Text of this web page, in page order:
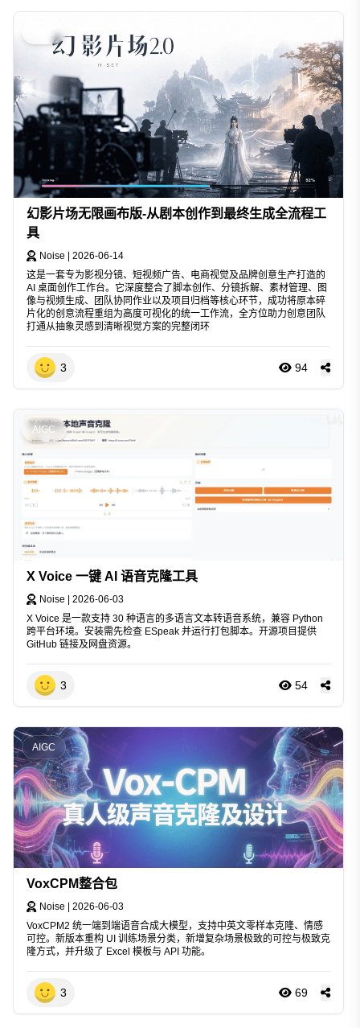
AIGC
幻影片场无限画布版-从剧本创作到最终生成全流程工
具
Noise | 2026-06-14
这是一套专为影视分镜、短视频广告、电商视觉及品牌创意生产打造的
AI 桌面创作工作台。它深度整合了脚本创作、分镜拆解、素材管理、图
像与视频生成、团队协同作业以及项目归档等核心环节，成功将原本碎
片化的创意流程重组为高度可视化的统一工作流，全方位助力创意团队
打通从抽象灵感到清晰视觉方案的完整闭环
3 94
AIGC
X Voice 一键 AI 语音克隆工具
Noise
2026-06-03
X Voice 是一款支持 30 种语言的多语言文本转语音系统，兼容 Python
跨平台环境。安装需先检查 ESpeak 并运行打包脚本。开源项目提供
GitHub 链接及网盘资源。
3 54
AIGC
VoxCPM整合包
Noise
2026-06-03
VoxCPM2 统一端到端语音合成大模型，支持中英文零样本克隆、情感
可控。新版本重构 UI 训练场景分类，新增复杂场景极致的可控与极致克
隆方式，并升级了 Excel 模板与 API 功能。
3 69